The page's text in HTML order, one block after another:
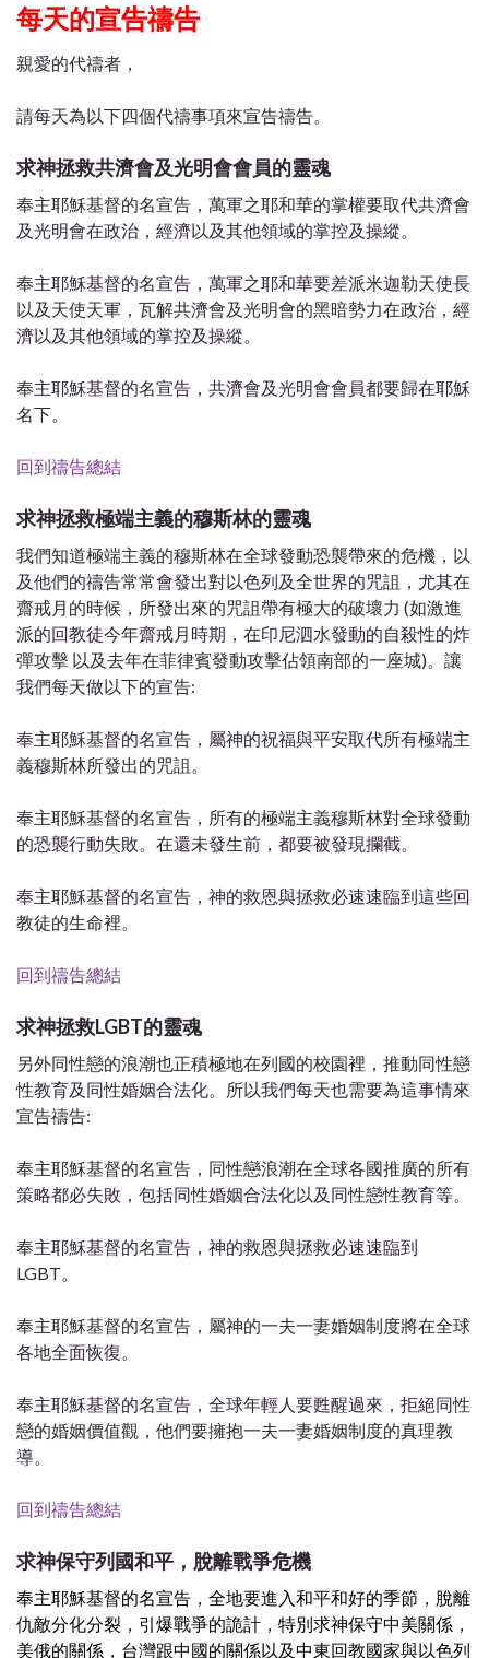
每天的宣告禱告
親愛的代禱者，
請每天為以下四個代禱事項來宣告禱告。
求神拯救共濟會及光明會會員的靈魂
奉主耶穌基督的名宣告，萬軍之耶和華的掌權要取代共濟會
及光明會在政治，經濟以及其他領域的掌控及操縱。
奉主耶穌基督的名宣告，萬軍之耶和華要差派米迦勒天使長
以及天使天軍，瓦解共濟會及光明會的黑暗勢力在政治，經
濟以及其他領域的掌控及操縱。
奉主耶穌基督的名宣告，共濟會及光明會會員都要歸在耶穌
名下。
回到禱告總結
求神拯救極端主義的穆斯林的靈魂
我們知道極端主義的穆斯林在全球發動恐襲帶來的危機，以
及他們的禱告常常會發出對以色列及全世界的咒詛，尤其在
齋戒月的時候，所發出來的咒詛帶有極大的破壞力 (如激進
派的回教徒今年齋戒月時期，在印尼泗水發動的自殺性的炸
彈攻擊 以及去年在菲律賓發動攻擊佔領南部的一座城)。讓
我們每天做以下的宣告:
奉主耶穌基督的名宣告，屬神的祝福與平安取代所有極端主
義穆斯林所發出的咒詛。
奉主耶穌基督的名宣告，所有的極端主義穆斯林對全球發動
的恐襲行動失敗。在還未發生前，都要被發現攔截。
奉主耶穌基督的名宣告，神的救恩與拯救必速速臨到這些回
教徒的生命裡。
回到禱告總結
求神拯救LGBT的靈魂
另外同性戀的浪潮也正積極地在列國的校園裡，推動同性戀
性教育及同性婚姻合法化。所以我們每天也需要為這事情來
宣告禱告:
奉主耶穌基督的名宣告，同性戀浪潮在全球各國推廣的所有
策略都必失敗，包括同性婚姻合法化以及同性戀性教育等。
奉主耶穌基督的名宣告，神的救恩與拯救必速速臨到
LGBT。
奉主耶穌基督的名宣告，屬神的一夫一妻婚姻制度將在全球
各地全面恢復。
奉主耶穌基督的名宣告，全球年輕人要甦醒過來，拒絕同性
戀的婚姻價值觀，他們要擁抱一夫一妻婚姻制度的真理教
導。
回到禱告總結
求神保守列國和平， 脫離戰爭危機
奉主耶穌基督的名宣告，全地要進入和平和好的季節，脫離
仇敵分化分裂，引爆戰爭的詭計，特別求神保守中美關係，
美俄的關係，台灣跟中國的關係以及中東回教國家與以色列